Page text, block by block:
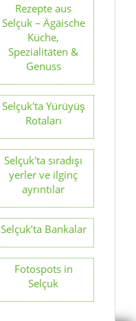
Rezepte aus
Selçuk – Ägäische
Küche,
Spezialitäten &
Genuss
Selçuk'ta Yürüyüş
Rotaları
Selçuk'ta sıradışı
yerler ve ilginç
ayrıntılar
Selçuk’ta Bankalar
Fotospots in
Selçuk